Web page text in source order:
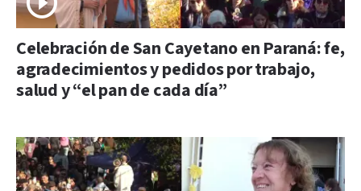
Celebración de San Cayetano en Paraná: fe,
agradecimientos y pedidos por trabajo,
salud y “el pan de cada día”